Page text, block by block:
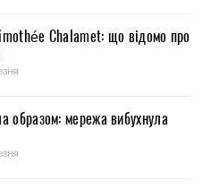
Chalamet: що відомо про
образом: мережа вибухнула